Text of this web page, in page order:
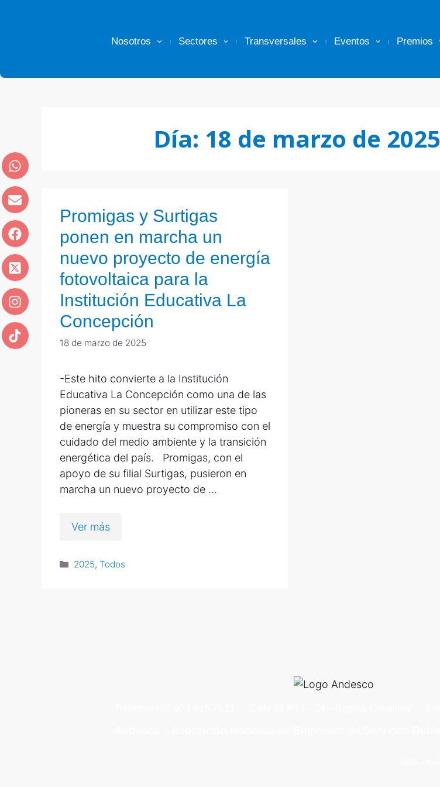
Nosotros Sectores Transversales Eventos Premios
Día: 18 de marzo de 2025
Promigas y Surtigas
ponen en marcha un
nuevo proyecto de energía
fotovoltaica para la
Institución Educativa La
Concepción
18 de marzo de 2025
-Este hito convierte a la Institución
Educativa La Concepción como una de las
pioneras en su sector en utilizar este tipo
de energía y muestra su compromiso con el
cuidado del medio ambiente y la transición
energética del país. Promigas, con el
apoyo de su filial Surtigas, pusieron en
marcha un nuevo proyecto de …
Ver más
2025,Todos